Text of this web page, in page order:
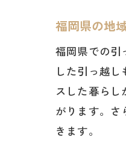
福岡県の地
福岡県での引
した引っ越
スした暮ら
がります。さ
きます。